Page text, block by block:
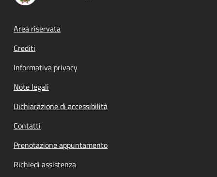
Footer menu
Area riservata
Crediti
Informativa privacy
Note legali
Dichiarazione di accessibilità
Contatti
Prenotazione appuntamento
Richiedi assistenza